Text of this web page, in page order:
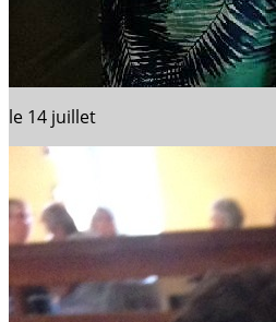
le 14 juillet